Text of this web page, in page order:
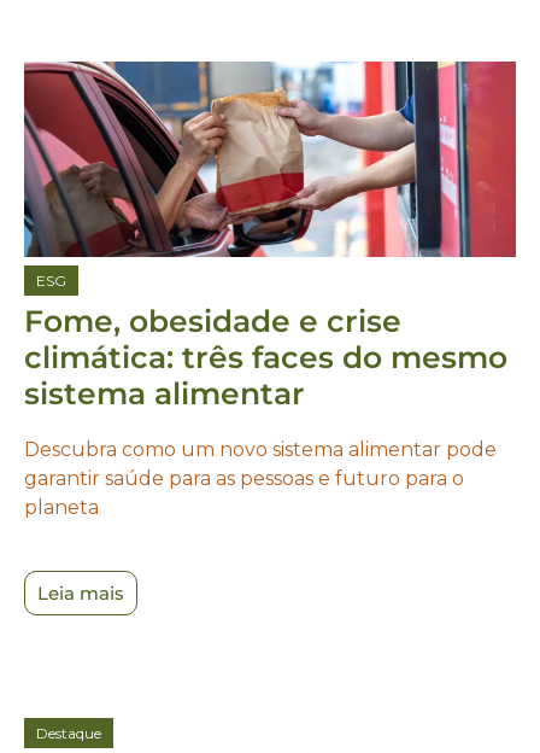
ESG
Fome, obesidade e crise
climática: três faces do mesmo
sistema alimentar
Descubra como um novo sistema alimentar pode
garantir saúde para as pessoas e futuro para o
planeta
Leia mais
Destaque